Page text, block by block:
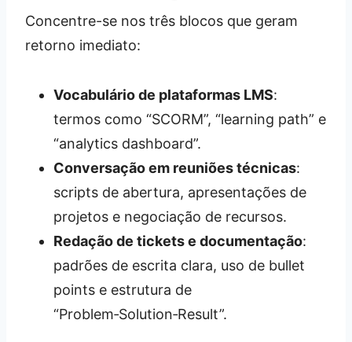
Concentre-se nos três blocos que geram
retorno imediato:
Vocabulário de plataformas LMS:
termos como “SCORM”, “learning path” e
“analytics dashboard”.
Conversação em reuniões técnicas:
scripts de abertura, apresentações de
projetos e negociação de recursos.
Redação de tickets e documentação:
padrões de escrita clara, uso de bullet
points e estrutura de
“Problem‑Solution‑Result”.